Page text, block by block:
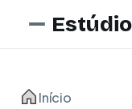
Início